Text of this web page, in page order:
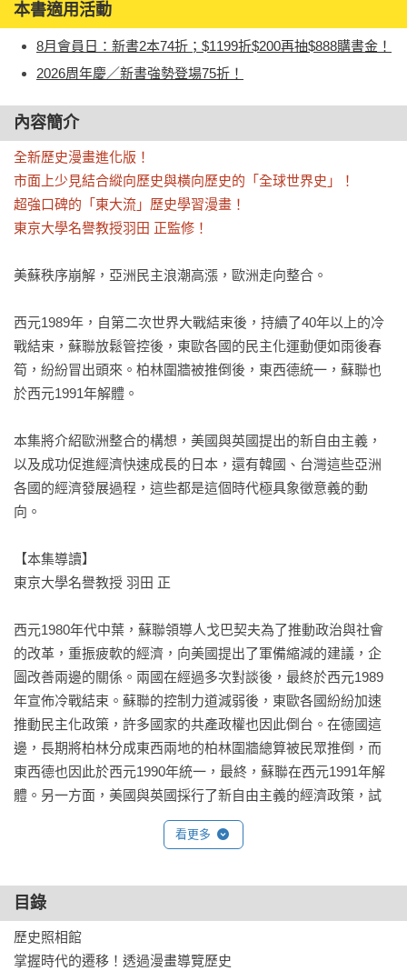
本書適用活動
8月會員日：新書2本74折；$1199折$200再抽$888購書金！
2026周年慶／新書強勢登場75折！
內容簡介
全新歷史漫畫進化版！
市面上少見結合縱向歷史與橫向歷史的「全球世界史」！
超強口碑的「東大流」歷史學習漫畫！
東京大學名譽教授羽田 正監修！
美蘇秩序崩解，亞洲民主浪潮高漲，歐洲走向整合。
西元1989年，自第二次世界大戰結束後，持續了40年以上的冷
戰結束，蘇聯放鬆管控後，東歐各國的民主化運動便如雨後春
筍，紛紛冒出頭來。柏林圍牆被推倒後，東西德統一，蘇聯也
於西元1991年解體。
本集將介紹歐洲整合的構想，美國與英國提出的新自由主義，
以及成功促進經濟快速成長的日本，還有韓國、台灣這些亞洲
各國的經濟發展過程，這些都是這個時代極具象徵意義的動
向。
【本集導讀】
東京大學名譽教授 羽田 正
西元1980年代中葉，蘇聯領導人戈巴契夫為了推動政治與社會
的改革，重振疲軟的經濟，向美國提出了軍備縮減的建議，企
圖改善兩邊的關係。兩國在經過多次對談後，最終於西元1989
年宣佈冷戰結束。蘇聯的控制力道減弱後，東歐各國紛紛加速
推動民主化政策，許多國家的共產政權也因此倒台。在德國這
邊，長期將柏林分成東西兩地的柏林圍牆總算被民眾推倒，而
東西德也因此於西元1990年統一，最終，蘇聯在西元1991年解
體。另一方面，美國與英國採行了新自由主義的經濟政策，試
著拯救景氣低迷的經濟。此外，法國與西德一同推動的歐洲經
濟統一運動也從這個時期開始，準備打造統整洲法的歐洲共同
繼經濟在這段期間高度成長的日本之後，韓國、台灣、新加坡
與亞洲各國的經濟不斷成長，民主運動也不斷興起。中國這
邊，西元1989年爆發了追求民主的天安門事件，但中國政府進
看更多
目錄
歷史照相館
掌握時代的遷移！透過漫畫導覽歷史